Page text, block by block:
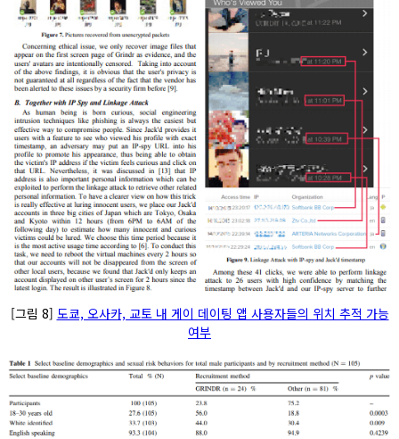
[그림 8] 도쿄, 오사카, 교토 내 게이 데이팅 앱 사용자들의 위치 추적 가능
여부